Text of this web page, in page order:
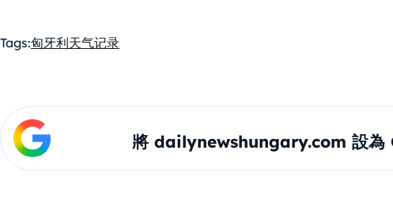
Tags:匈牙利天气记录
將 dailynewshungary.com 設為